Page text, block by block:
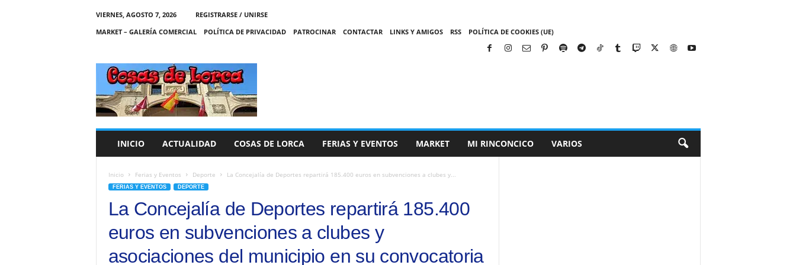
VIERNES, AGOSTO 7, 2026
REGISTRARSE / UNIRSE
MARKET – GALERÍA COMERCIAL
POLÍTICA DE PRIVACIDAD PATROCINAR CONTACTAR LINKS Y AMIGOS RSS POLÍTICA DE COOKIES (UE)
C
A
S
INICIO ACTUALIDAD COSAS DE LORCA FERIAS Y EVENTOS MARKET MI RINCONCICO VARIOS
Inicio Ferias y Eventos Deporte La Concejalía de Deportes repartirá 185.400 euros en subvenciones a clubes y...
FERIAS Y EVENTOS DEPORTE
La Concejalía de Deportes repartirá 185.400
euros en subvenciones a clubes y
asociaciones del municipio en su convocatoria